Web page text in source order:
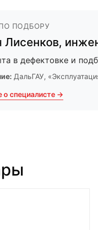
ПОДБОРУ
Лисенков,
в дефектовке и
ДальГАУ,
о специалисте →